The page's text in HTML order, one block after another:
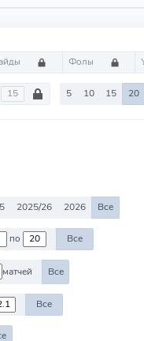
Фолы
5 10 15 20
2025/26 2026 Все
по Все
матчей Все
Все